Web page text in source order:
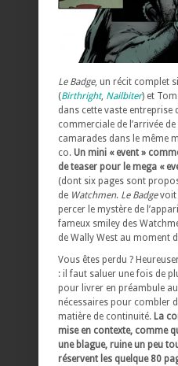
Le Badge, un récit complet
(Birthright, Nailbiter) et
dans cette vaste
commerciale de l’arrivée
camarades dans le même
co. Un mini « event »
de teaser pour le mega «
(dont six pages sont
de Watchmen. Le Badgevoit
percer le mystère de
fameux smiley des
de Wally West au moment
Vous êtes perdu ?
: il faut saluer une fois de
pour livrer en préambule
nécessaires pour combler
matière de continuité. La
mise en contexte, comme
une blague, ruine un peu
réservent les quelque 80